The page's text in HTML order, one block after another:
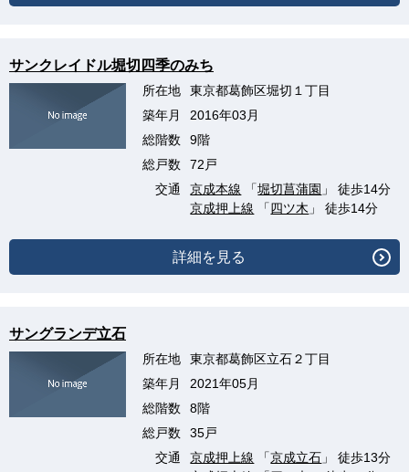
サンクレイドル堀切四季のみち
所在地
東京都葛飾区堀切１丁目
築年月
2016年03月
総階数
9階
総戸数
72戸
交通
京成本線 「堀切菖蒲園 」 徒歩14分
京成押上線 「四ツ木 」 徒歩14分
詳細を見る
サングランデ立石
所在地
東京都葛飾区立石２丁目
築年月
2021年05月
総階数
8階
総戸数
35戸
交通
京成押上線 「京成立石 」 徒歩13分